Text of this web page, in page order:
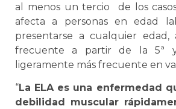
al menos un tercio de los
afecta a personas en edad
presentarse a cualquier edad,
frecuente a partir de la 5ª
ligeramente más frecuente en
“La ELA es una enfermedad
debilidad muscular